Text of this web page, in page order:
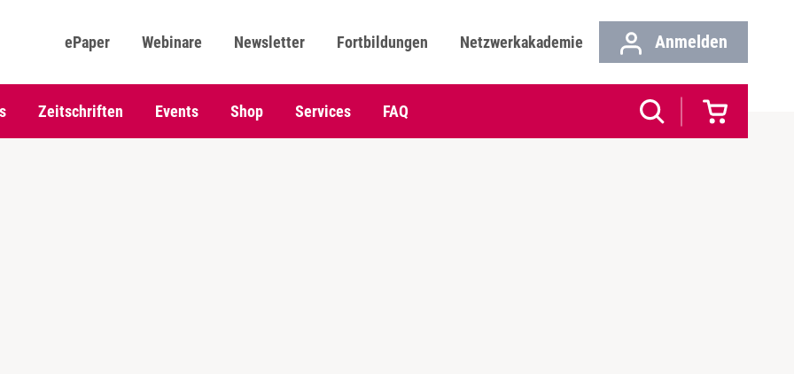
ePaper Webinare Newsletter Fortbildungen Netzwerkakademie Anmelden
Zeitschriften Events Shop Services FAQ